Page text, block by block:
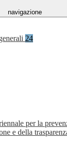
navigazione
24
per la
e della